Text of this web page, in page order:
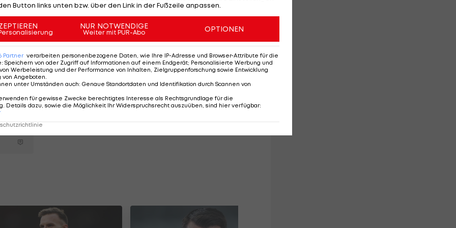
Cvetkovic,Ercan Kara, Nikolaus Wurmbrand und
dem WhatsApp-Kanal der Hütteldorfer für ihren
3.500 Stimmen fast dreimal so viele wie Wurmbrand
Button links unten bzw. über den Link in der Fußzeile anpassen.
NUR NOTWENDIGE
Weiter mit PUR-Abo OPTIONEN
Partner verarbeiten personenbezogene Daten, wie Ihre IP-Adresse und Browser-Attribute für die
: Speichern von oder Zugriff auf Informationen auf einem Endgerät; Personalisierte Werbung und
Werbeleistung und der Performance von Inhalten, Zielgruppenforschung sowie Entwicklung
von Angeboten
unter Umständen auch: Genaue Standortdaten und Identifikation durch Scannen von
für gewisse Zwecke berechtigtes Interesse als Rechtsgrundlage für die
Details dazu, sowie die Möglichkeit Ihr Widerspruchsrecht auszuüben, sind hier verfügbar: